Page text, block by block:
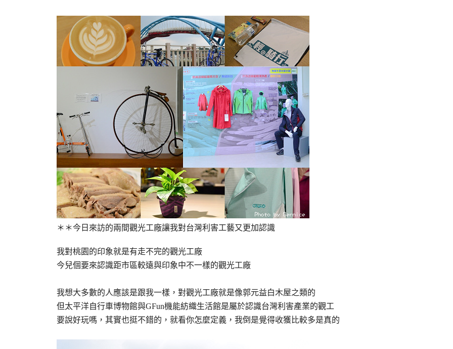
＊＊今日來訪的兩間觀光工廠讓我對台灣利害工藝又更加認識
我對桃園的印象就是有走不完的觀光工廠
今兒個要來認識距市區較遠與印象中不一樣的觀光工廠
我想大多數的人應該是跟我一樣，對觀光工廠就是像郭元益白木屋之類的
但太平洋自行車博物館與GFun機能紡織生活館是屬於認識台灣利害產業的觀工
要說好玩嗎，其實也挺不錯的，就看你怎麼定義，我倒是覺得收獲比較多是真的